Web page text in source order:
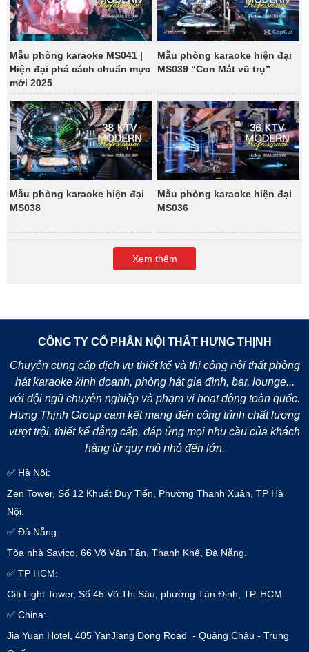
Mẫu phòng karaoke MS041 |
Hiện đại phá cách chuẩn mực
mới 2025
Mẫu phòng karaoke hiện đại
MS039 “Con Mắt vũ trụ”
Mẫu phòng karaoke hiện đại
MS038
Mẫu phòng karaoke hiện đại
MS036
Xem thêm
CÔNG TY CỔ PHẦN NỘI THẤT HƯNG THỊNH
Chuyên cung cấp dịch vụ thiết kế và thi công nội thất phòng
hát karaoke kinh doanh, phòng hát gia đình, bar, lounge...
với đội ngũ chuyên nghiệp và phạm vi hoạt động toàn quốc.
Hưng Thịnh Group cam kết mang đến công trình chất lượng
vượt trội, thiết kế đẳng cấp, đáp ứng mọi nhu cầu của khách
hàng từ quy mô nhỏ đến lớn.
✅ Hà Nội:
Zen Tower, Số 12 Khuất Duy Tiến, Phường Thanh Xuân, TP Hà
Nội.
✅ Đà Nẵng:
Tòa nhà Savico, 66 Võ Văn Tần, Thanh Khê, Đà Nẵng.
✅ TP HCM:
Citi Light Tower, Số 45 Võ Thị Sáu, phường Tân Định, TP. HCM.
✅ China:
Jia Yuan Hotel, 405 YanJiang Dong Road - Quảng Châu - Trung